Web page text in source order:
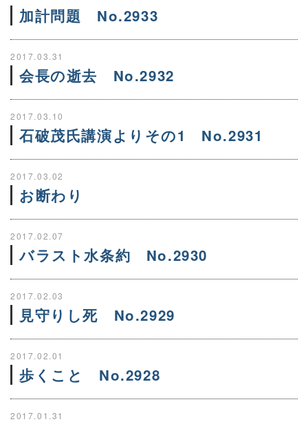
加計問題 No.2933
2017.03.31
会長の逝去 No.2932
2017.03.10
石破茂氏講演よりその1 No.2931
2017.03.02
お断わり
2017.02.07
バラスト水条約 No.2930
2017.02.03
見守りし死 No.2929
2017.02.01
歩くこと No.2928
2017.01.31